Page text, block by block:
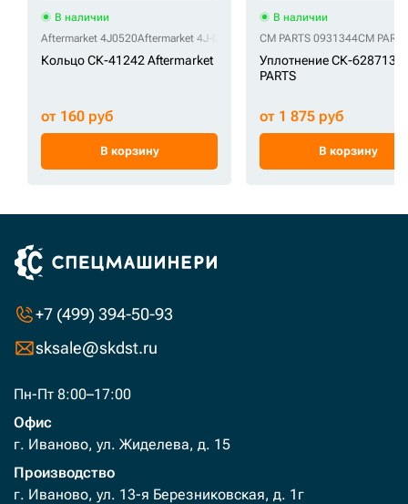
В наличии
Aftermarket 4J0520Aftermarket 4J-0520
Кольцо СК-41242 Aftermarket
от 160 руб
В корзину
В наличии
CM PARTS 0931344CM
Уплотнение СК-6287136
PARTS
от 1 875 руб
В корзину
+7 (499) 394-50-93
sksale@skdst.ru
Пн-Пт 8:00–17:00
Офис
г. Иваново, ул. Жиделева, д. 15
Производство
г. Иваново, ул. 13-я Березниковская, д. 1г